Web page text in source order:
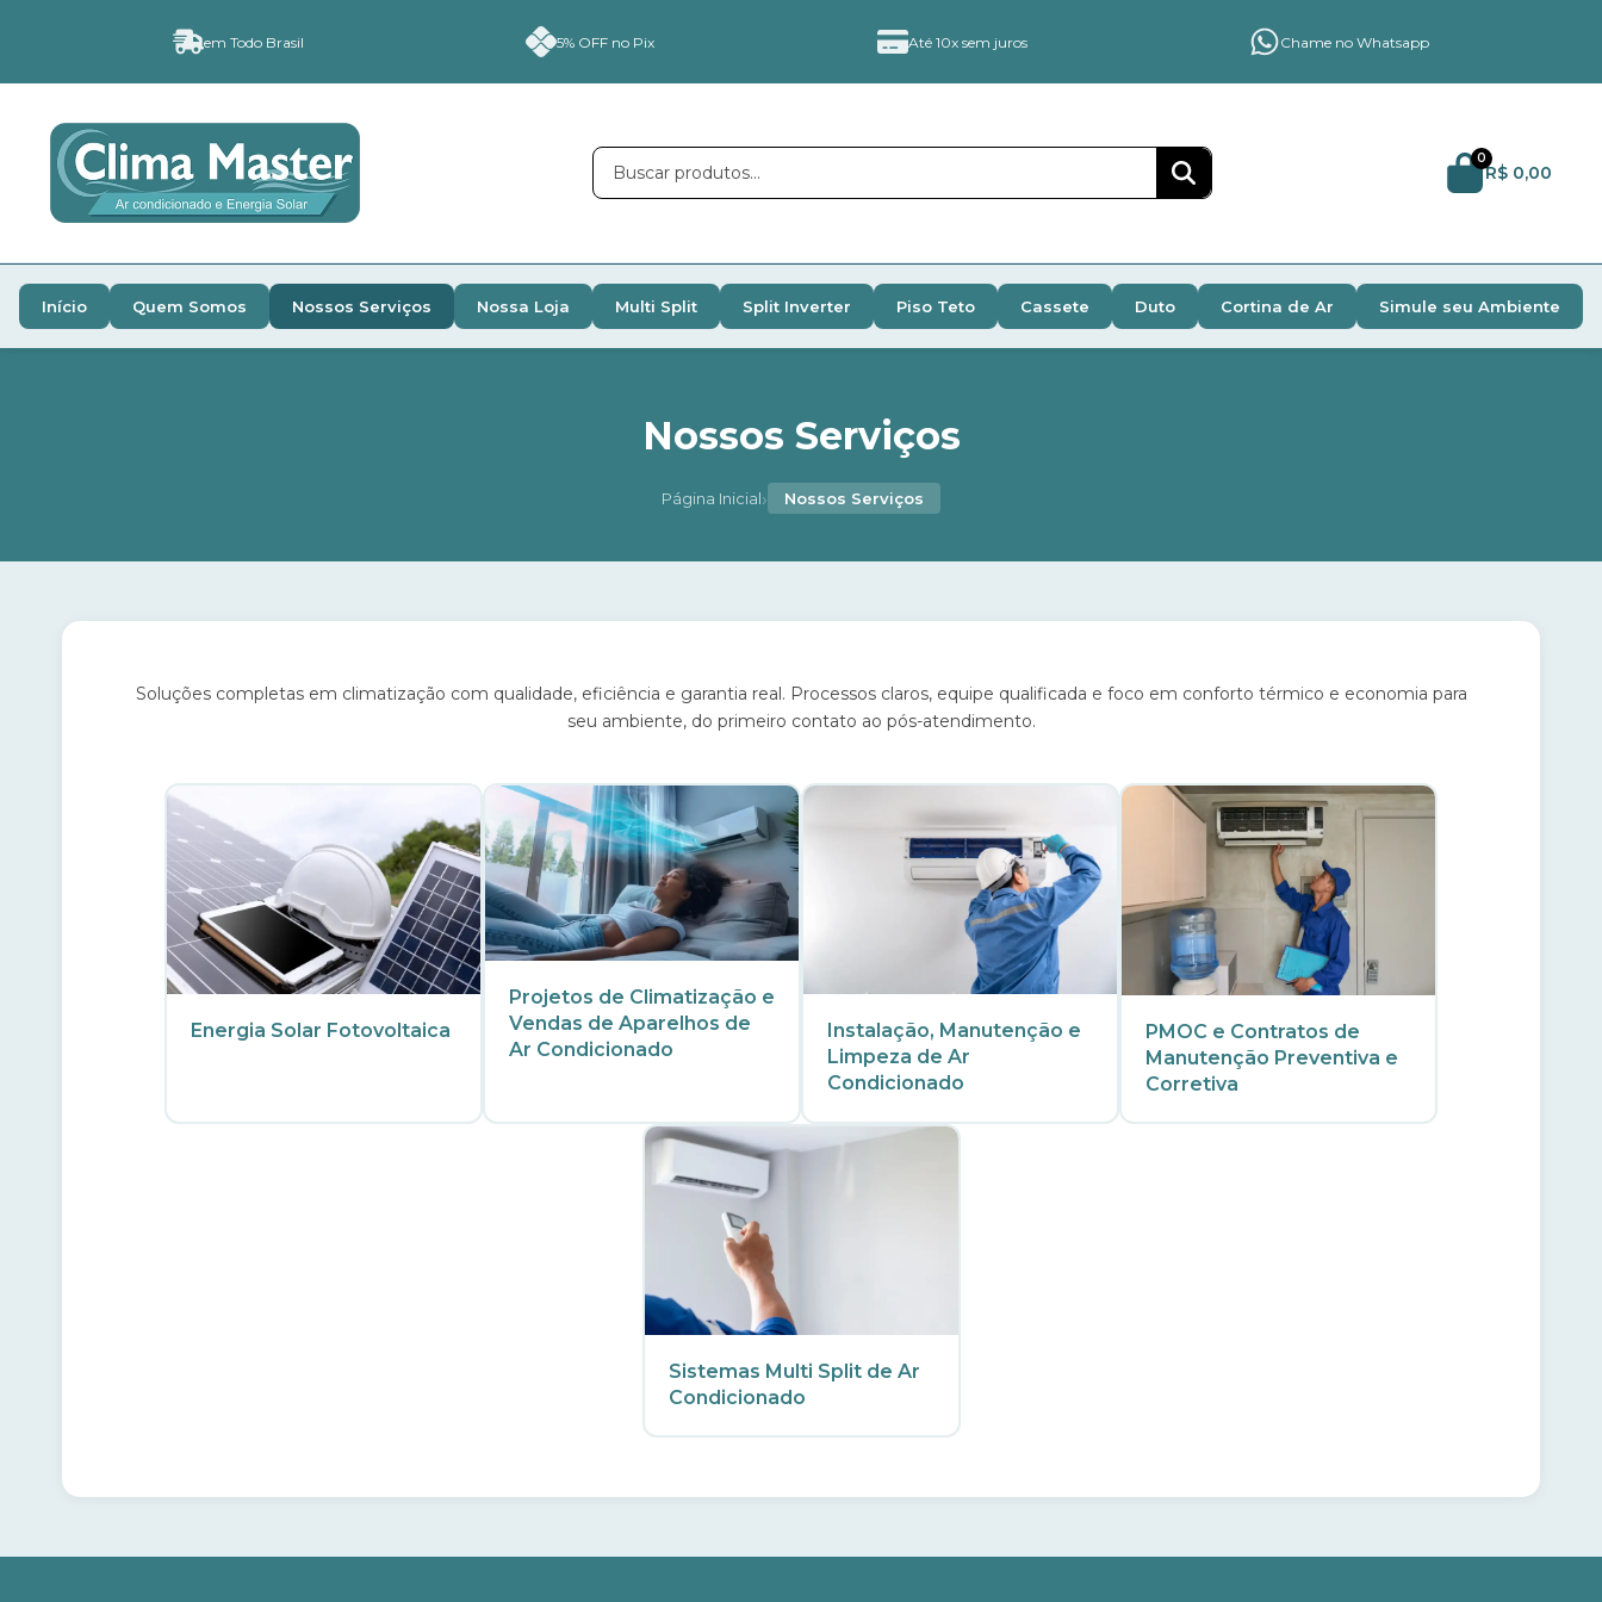
em Todo Brasil 5% OFF no Pix Até 10x sem juros Chame no Whatsapp
0
R$ 0,00
Início Quem Somos Nossos Serviços Nossa Loja Multi Split Split Inverter Piso Teto Cassete Duto Cortina de Ar Simule seu Ambiente
Nossos Serviços
Página Inicial› Nossos Serviços
Soluções completas em climatização com qualidade, eficiência e garantia real. Processos claros, equipe qualificada e foco em conforto térmico e economia para
seu ambiente, do primeiro contato ao pós-atendimento.
Energia Solar Fotovoltaica
Projetos de Climatização e
Vendas de Aparelhos de
Ar Condicionado
Instalação, Manutenção e
Limpeza de Ar
Condicionado
PMOC e Contratos de
Manutenção Preventiva e
Corretiva
Sistemas Multi Split de Ar
Condicionado